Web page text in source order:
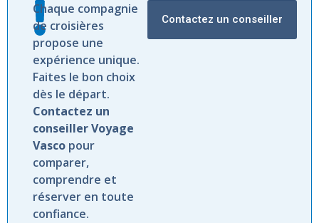
Chaque compagnie
de croisières
propose une
expérience unique.
Faites le bon choix
dès le départ.
Contactez un
conseiller Voyage
Vasco pour
comparer,
comprendre et
réserver en toute
confiance.
Contactez un conseiller